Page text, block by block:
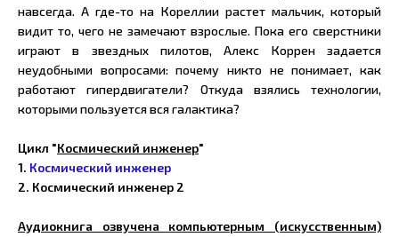
навсегда. А где-то на Кореллии растет мальчик, который
видит то, чего не замечают взрослые. Пока его сверстники
играют в звездных пилотов, Алекс Коррен задается
неудобными вопросами: почему никто не понимает, как
работают гипердвигатели? Откуда взялись технологии,
которыми пользуется вся галактика?
Цикл "Космический инженер"
1. Космический инженер
2. Космический инженер 2
Аудиокнига озвучена компьютерным (искусственным)